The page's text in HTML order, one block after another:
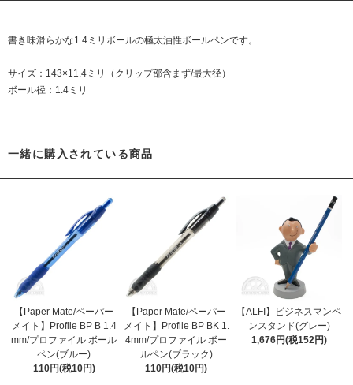
書き味滑らかな1.4ミリボールの極太油性ボールペンです。
サイズ：143×11.4ミリ（クリップ部含まず/最大径）
ボール径：1.4ミリ
一緒に購入されている商品
【Paper Mate/ペーパー
メイト】Profile BP B 1.4
mm/プロファイル ボール
ペン(ブルー)
110円(税10円)
【Paper Mate/ペーパー
メイト】Profile BP BK 1.
4mm/プロファイル ボー
ルペン(ブラック)
110円(税10円)
【ALFI】ビジネスマンペ
ンスタンド(グレー)
1,676円(税152円)